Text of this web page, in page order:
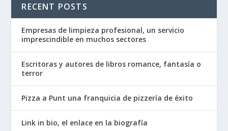
RECENT POSTS
Empresas de limpieza profesional, un servicio
imprescindible en muchos sectores
Escritoras y autores de libros romance, fantasía o
terror
Pizza a Punt una franquicia de pizzería de éxito
Link in bio, el enlace en la biografía